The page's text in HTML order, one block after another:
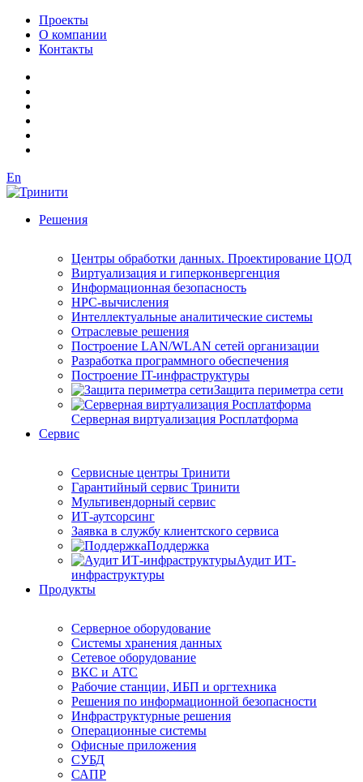
Проекты
О компании
Контакты
En
Решения
Центры обработки данных. Проектирование ЦОД
Виртуализация и гиперконвергенция
Информационная безопасность
HPC-вычисления
Интеллектуальные аналитические системы
Отраслевые решения
Построение LAN/WLAN сетей организации
Разработка программного обеспечения
Построение IT-инфраструктуры
Защита периметра сети
Серверная виртуализация Росплатформа
Сервис
Сервисные центры Тринити
Гарантийный сервис Тринити
Мультивендорный сервис
ИТ-аутсорсинг
Заявка в службу клиентского сервиса
Поддержка
Аудит ИТ-
инфраструктуры
Продукты
Серверное оборудование
Системы хранения данных
Сетевое оборудование
ВКС и АТС
Рабочие станции, ИБП и оргтехника
Решения по информационной безопасности
Инфраструктурные решения
Операционные системы
Офисные приложения
СУБД
САПР